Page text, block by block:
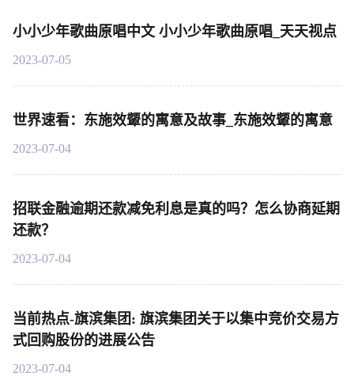
小小少年歌曲原唱中文 小小少年歌曲原唱_天天视点
2023-07-05
世界速看：东施效颦的寓意及故事_东施效颦的寓意
2023-07-04
招联金融逾期还款减免利息是真的吗？怎么协商延期
还款？
2023-07-04
当前热点-旗滨集团: 旗滨集团关于以集中竞价交易方
式回购股份的进展公告
2023-07-04